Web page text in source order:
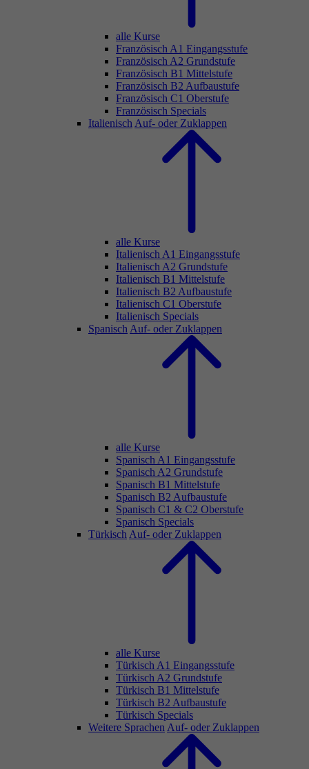
alle Kurse
Französisch A1 Eingangsstufe
Französisch A2 Grundstufe
Französisch B1 Mittelstufe
Französisch B2 Aufbaustufe
Französisch C1 Oberstufe
Französisch Specials
Italienisch Auf- oder Zuklappen
alle Kurse
Italienisch A1 Eingangsstufe
Italienisch A2 Grundstufe
Italienisch B1 Mittelstufe
Italienisch B2 Aufbaustufe
Italienisch C1 Oberstufe
Italienisch Specials
Spanisch Auf- oder Zuklappen
alle Kurse
Spanisch A1 Eingangsstufe
Spanisch A2 Grundstufe
Spanisch B1 Mittelstufe
Spanisch B2 Aufbaustufe
Spanisch C1 & C2 Oberstufe
Spanisch Specials
Türkisch Auf- oder Zuklappen
alle Kurse
Türkisch A1 Eingangsstufe
Türkisch A2 Grundstufe
Türkisch B1 Mittelstufe
Türkisch B2 Aufbaustufe
Türkisch Specials
Weitere Sprachen Auf- oder Zuklappen